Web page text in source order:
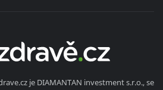
je DIAMANTAN investment s.r.o., se